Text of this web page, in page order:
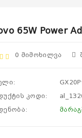
65W Power
0 Მიმოხილვა
კოდი: